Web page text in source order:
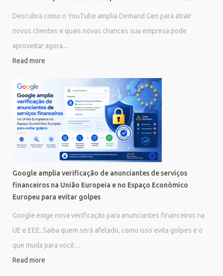
Descubra como o YouTube amplia Demand Gen para atrair
novos clientes e quais novas chances sua empresa pode
aproveitar agora....
Read more
Google amplia verificação de anunciantes de serviços
financeiros na União Europeia e no Espaço Econômico
Europeu para evitar golpes
Google exige nova verificação para anunciantes financeiros na
UE e EEE. Saiba quem será afetado, como isso evita golpes e o
que muda para você....
Read more